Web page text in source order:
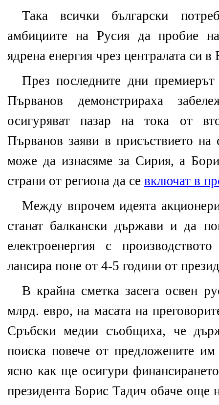
Така всички български
амбициите на Русия да пробие
ядрена енергия чрез централата си в
През последните дни
Първанов демонстрираха
осигуряват пазар на тока от
Първанов заяви в присъствието на
може да изнасяме за Сирия, а
страни от региона да се включат в
Между впрочем идеята
станат балкански държави и да
електроенергия с
лансира поне от 4-5 години от
В крайна сметка засега освен
млрд. евро, на масата на
Сръбски медии съобщиха, че
поиска повече от предложените
ясно как ще осигури
президента Борис Тадич обаче още